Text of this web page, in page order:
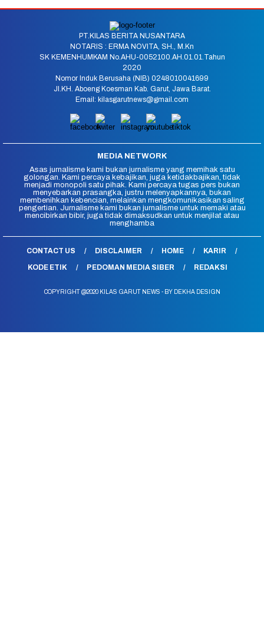
PT.KILAS BERITA NUSANTARA
NOTARIS : ERMA NOVITA, SH., M.Kn
SK KEMENHUMKAM No.AHU-0052100.AH.01.01.Tahun
2020
Nomor Induk Berusaha (NIB) 0248010041699
Jl.KH. Aboeng Koesman Kab. Garut, Jawa Barat.
Email: kilasgarutnews@gmail.com
MEDIA NETWORK
Asas jurnalisme kami bukan jurnalisme yang memihak satu
golongan. Kami percaya kebajikan, juga ketidakbajikan, tidak
menjadi monopoli satu pihak. Kami percaya tugas pers bukan
menyebarkan prasangka, justru melenyapkannya, bukan
membenihkan kebencian, melainkan mengkomunikasikan saling
pengertian. Jurnalisme kami bukan jurnalisme untuk memaki atau
mencibirkan bibir, juga tidak dimaksudkan untuk menjilat atau
menghamba
CONTACT US DISCLAIMER HOME
KARIR
KODE ETIK
PEDOMAN MEDIA SIBER REDAKSI
COPYRIGHT @2020 KILAS GARUT NEWS - BY DEKHA DESIGN